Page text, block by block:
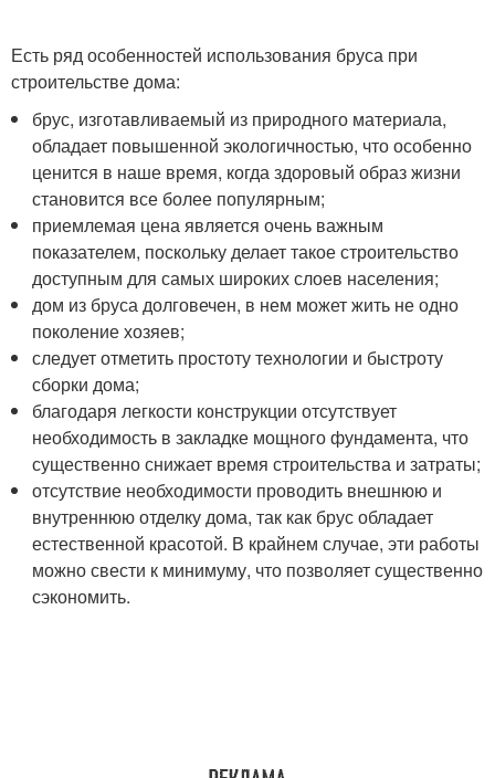
Есть ряд особенностей использования бруса при
строительстве дома:
брус, изготавливаемый из природного материала,
обладает повышенной экологичностью, что особенно
ценится в наше время, когда здоровый образ жизни
становится все более популярным;
приемлемая цена является очень важным
показателем, поскольку делает такое строительство
доступным для самых широких слоев населения;
дом из бруса долговечен, в нем может жить не одно
поколение хозяев;
следует отметить простоту технологии и быстроту
сборки дома;
благодаря легкости конструкции отсутствует
необходимость в закладке мощного фундамента, что
существенно снижает время строительства и затраты;
отсутствие необходимости проводить внешнюю и
внутреннюю отделку дома, так как брус обладает
естественной красотой. В крайнем случае, эти работы
можно свести к минимуму, что позволяет существенно
сэкономить.